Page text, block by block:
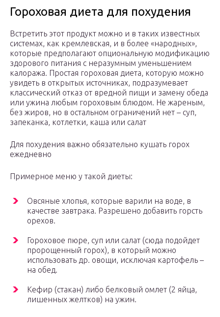
Гороховая диета для похудения
Встретить этот продукт можно и в таких известных
системах, как кремлевская, и в более «народных»,
которые предполагают опциональную модификацию
здорового питания с неразумным уменьшением
калоража. Простая гороховая диета, которую можно
увидеть в открытых источниках, подразумевает
классический отказ от вредной пищи и замену обеда
или ужина любым гороховым блюдом. Не жареным,
без жиров, но в остальном ограничений нет – суп,
запеканка, котлетки, каша или салат
Для похудения важно обязательно кушать горох
ежедневно
Примерное меню у такой диеты:
Овсяные хлопья, которые варили на воде, в
качестве завтрака. Разрешено добавить горсть
орехов.
Гороховое пюре, суп или салат (сюда подойдет
пророщенный горох), в который можно
использовать др. овощи, исключая картофель –
на обед.
Кефир (стакан) либо белковый омлет (2 яйца,
лишенных желтков) на ужин.